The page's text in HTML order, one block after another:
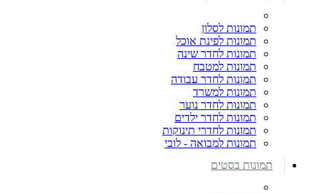
תמונות לסלון
תמונות לפינת אוכל
תמונות לחדר שינה
תמונות למטבח
תמונות לחדר עבודה
תמונות למשרד
תמונות לחדר נוער
תמונות לחדר ילדים
תמונות לחדרי תינוקות
תמונות למבואה - לובי
תמונות בסטים